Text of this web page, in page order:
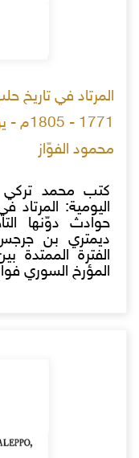
المرتاد في تاريخ
1771 -
محمود الفوّاز
كتب محمد تركي
اليومية:
حوادث دوّنها
ديمتري بن
المؤرخ السوري